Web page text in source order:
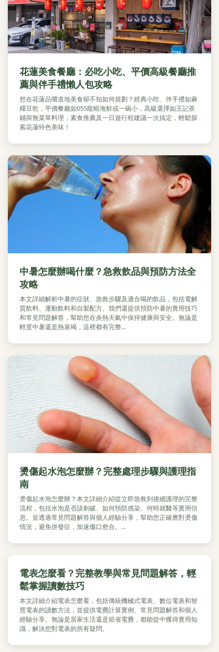
花蓮美食餐廳：必吃小吃、平價高級餐廳推
薦與伴手禮懶人包攻略
想在花蓮品嚐道地美食卻不知如何規劃？經典小吃、伴手禮如麻
糬豆乾，平價餐廳如055龍蝦海鮮或一碗小，高級選擇如王記茶
鋪與無菜單料理，素食推薦及一日遊行程建議一次搞定，輕鬆探
索花蓮特色美味！
中暑怎麼辦喝什麼？急救飲品與預防方法全
攻略
本文詳細解析中暑的症狀、急救步驟及適合喝的飲品，包括電解
質飲料、運動飲料和自製配方。我們還提供預防中暑的實用技巧
和常見問題解答，幫助您在炎熱天氣中保持健康與安全。無論是
輕度中暑還是熱衰竭，這裡都有完整...
燙傷起水泡怎麼辦？完整處理步驟與護理指
南
燙傷起水泡怎麼辦？本文詳細介紹從立即急救到後續護理的完整
流程，包括水泡是否該刺破、如何預防感染、何時就醫等實用信
息。並透過常見問題解答與個人經驗分享，幫助您正確應對燙傷
情況，避免併發症，加速傷口愈合。...
電表怎麼看？完整教學與常見問題解答，輕
鬆掌握讀數技巧
本文詳細介紹電表怎麼看，包括傳統機械式電表、數位電表和智
慧電表的讀數方法，並提供電費計算實例、常見問題解答和個人
經驗分享。無論是居家生活還是節省電費，都能從中獲得實用知
識，解決您對電表的所有疑問。